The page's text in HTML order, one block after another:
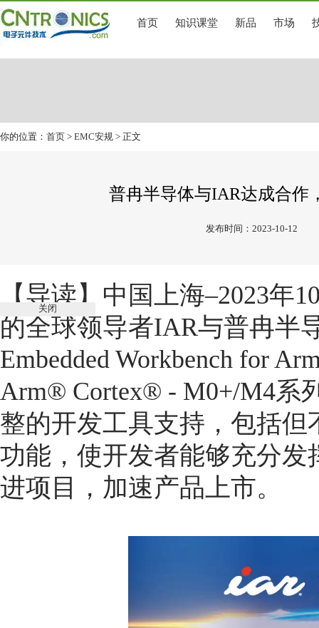
首页 知识课堂 新品 市场
你的位置： 首页 > EMC安规 > 正文
普冉半导体与IAR达成合作
发布时间：2023-10-12
【导读】中国上海–2023年
的全球领导者IAR与普冉半
Embedded Workbench for
Arm® Cortex® - M0+/M4系
整的开发工具支持，包括
功能，使开发者能够充分
进项目，加速产品上市。
关闭